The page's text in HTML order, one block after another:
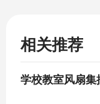
相关推荐
学校教室风扇集